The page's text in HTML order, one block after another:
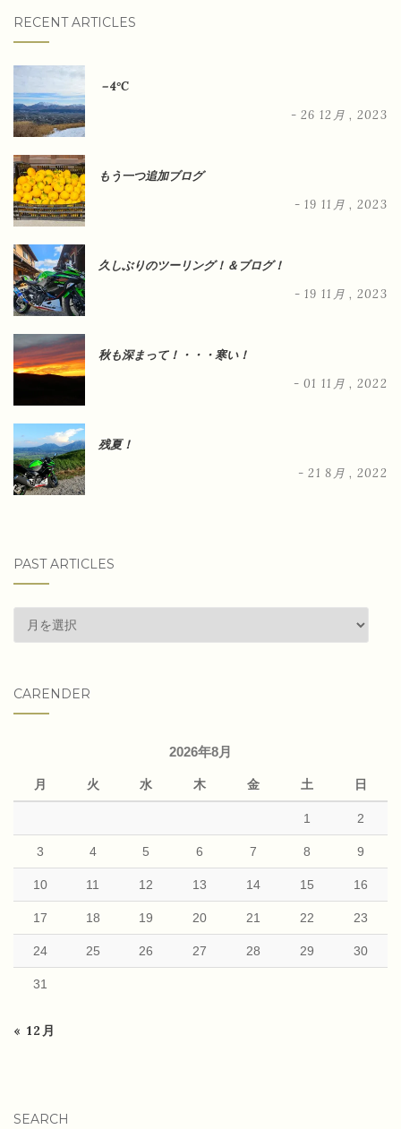
RECENT ARTICLES
－4°C
- 26 12月 , 2023
もう一つ追加ブログ
- 19 11月 , 2023
久しぶりのツーリング！＆ブログ！
- 19 11月 , 2023
秋も深まって！・・・寒い！
- 01 11月 , 2022
残夏！
- 21 8月 , 2022
PAST ARTICLES
past
articles
CARENDER
2026年8月
月 火 水 木 金 土 日
1 2
3 4 5 6 7 8 9
10 11 12 13 14 15 16
17 18 19 20 21 22 23
24 25 26 27 28 29 30
31
« 12月
SEARCH